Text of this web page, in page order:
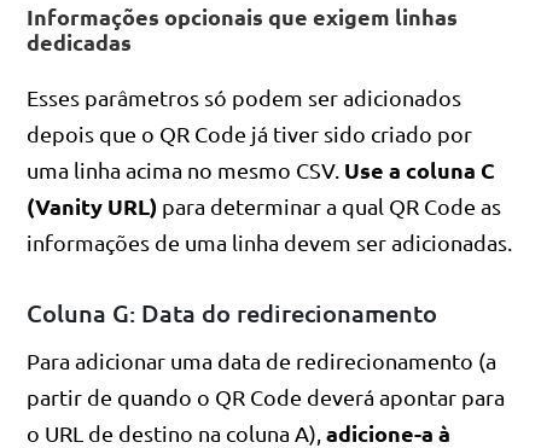
Informações opcionais que exigem linhas
dedicadas
Esses parâmetros só podem ser adicionados
depois que o QR Code já tiver sido criado por
uma linha acima no mesmo CSV. Use a coluna C
(Vanity URL) para determinar a qual QR Code as
informações de uma linha devem ser adicionadas.
Coluna G: Data do redirecionamento
Para adicionar uma data de redirecionamento (a
partir de quando o QR Code deverá apontar para
o URL de destino na coluna A),adicione-a à